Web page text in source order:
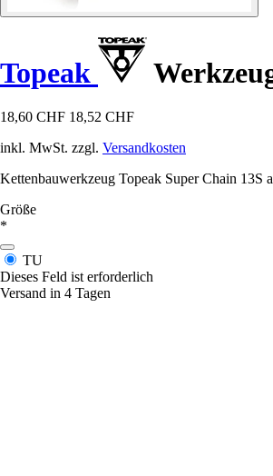
Topeak
18,60 CHF 18,52 CHF
inkl. MwSt. zzgl. Versandkosten
Kettenbauwerkzeug Topeak Super Chain 13S
Größe
*
TU
Dieses Feld ist erforderlich
Versand in 4 Tagen